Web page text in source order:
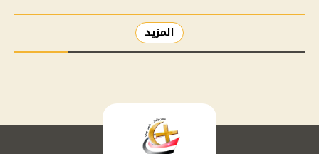
المزيد